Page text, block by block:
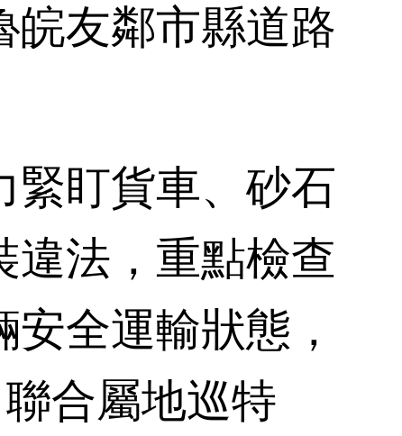
皖友鄰市縣道路
盯貨車、砂石
違法，重點檢查
全運輸狀態，
合屬地巡特